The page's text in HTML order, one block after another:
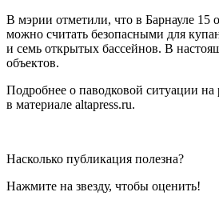
В мэрии отметили, что в Барнауле 15
можно считать безопасными для
и семь открытых бассейнов. В
объектов.
Подробнее о паводковой ситуации
в материале altapress.ru.
Насколько публикация полезна?
Нажмите на звезду, чтобы оценить!